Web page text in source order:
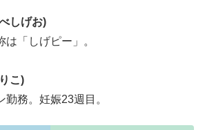
しげお)
「しげピー」。
こ)
務。妊娠23週目。